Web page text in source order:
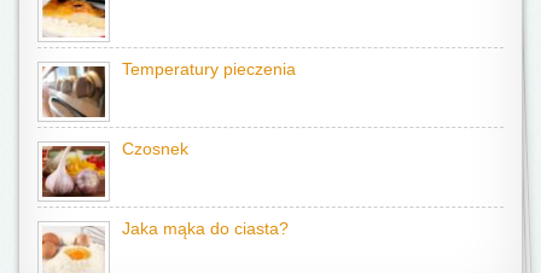
Temperatury pieczenia
Czosnek
Jaka mąka do ciasta?